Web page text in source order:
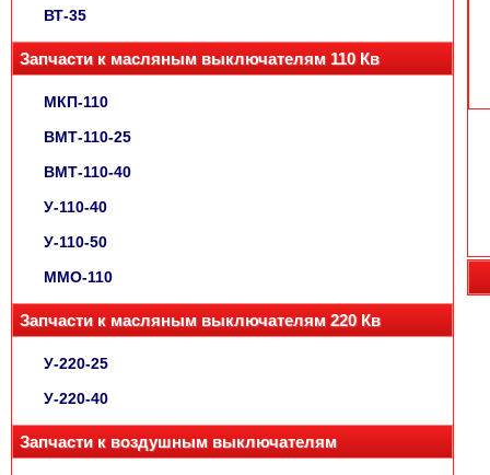
ВТ-35
Запчасти к масляным выключателям 110 Кв
МКП-110
ВМТ-110-25
ВМТ-110-40
У-110-40
У-110-50
ММО-110
Запчасти к масляным выключателям 220 Кв
У-220-25
У-220-40
Запчасти к воздушным выключателям